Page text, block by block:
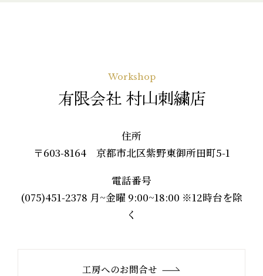
Workshop
有限会社 村山刺繍店
住所
〒603-8164 京都市北区紫野東御所田町5-1
電話番号
(075)451-2378 月~金曜 9:00~18:00 ※12時台を除
く
工房へのお問合せ